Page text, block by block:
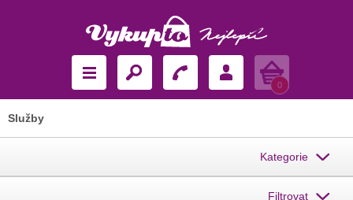
Košík
0
Služby
Kategorie
Filtrovat